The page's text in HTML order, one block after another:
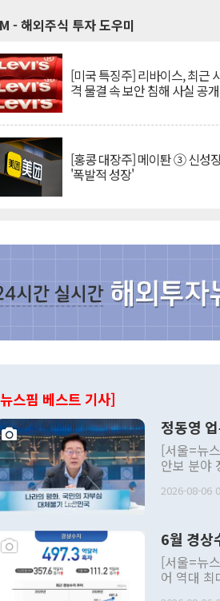
- 해외주식 투자 도우미
[미국 특징주] 리바이스, 최근
격 물결 속 보안 침해 사실 공개
[홍콩 대장주] 메이퇀 ③ 신성
'폭발적 성장'
스핌 베스트 기사]
정동영
[서울=뉴
안보 분야
발언 중에
주의적 희
관의 대북
관 부처
관의 무리
2026-08-06
6월 경상
[서울=뉴
어 역대